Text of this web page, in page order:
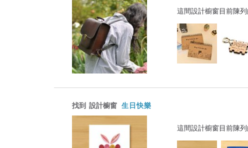
這間設計櫥窗目前陳
找到 設計櫥窗 生日快樂
這間設計櫥窗目前陳